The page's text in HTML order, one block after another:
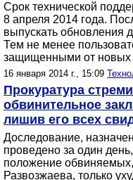
Срок технической
8 апреля 2014 года.
выпускать обновления
Тем не менее
защищенными от новых
16 января 2014 г., 15:09
Прокуратура
обвинительное
лишив его всех
Доследование,
проведено за один
положение
Развозжаева, только